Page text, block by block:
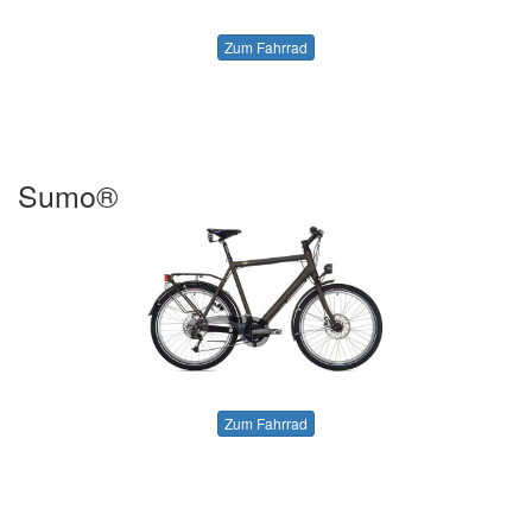
Zum Fahrrad
Sumo®
Zum Fahrrad